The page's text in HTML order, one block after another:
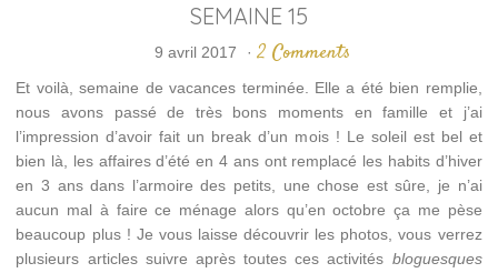
SEMAINE 15
9 avril 2017 · 2 Comments
Et voilà, semaine de vacances terminée. Elle a été bien remplie,
nous avons passé de très bons moments en famille et j’ai
l’impression d’avoir fait un break d’un mois ! Le soleil est bel et
bien là, les affaires d’été en 4 ans ont remplacé les habits d’hiver
en 3 ans dans l’armoire des petits, une chose est sûre, je n’ai
aucun mal à faire ce ménage alors qu’en octobre ça me pèse
beaucoup plus ! Je vous laisse découvrir les photos, vous verrez
plusieurs articles suivre après toutes ces activités bloguesques